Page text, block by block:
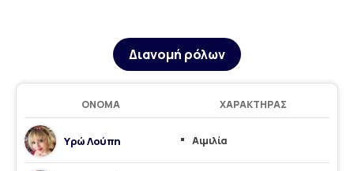
Διανομή ρόλων
ΌΝΟΜΑ ΧΑΡΑΚΤΉΡΑΣ
Υρώ Λούπη Αιμιλία